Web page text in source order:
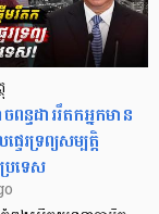
ន្ធដាររឹតកអ្នកមាន
ទេរទ្រព្យសម្បត្តិ
រទេស